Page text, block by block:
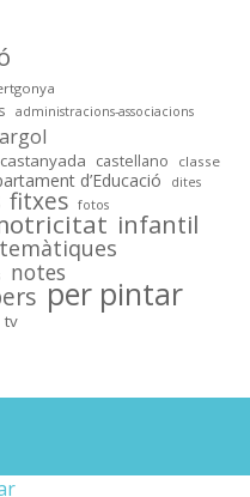
map...
administracions-associacions
castanyada castellano classe
d’Educació dites
fitxes fotos
infantil
notes
per pintar
tv